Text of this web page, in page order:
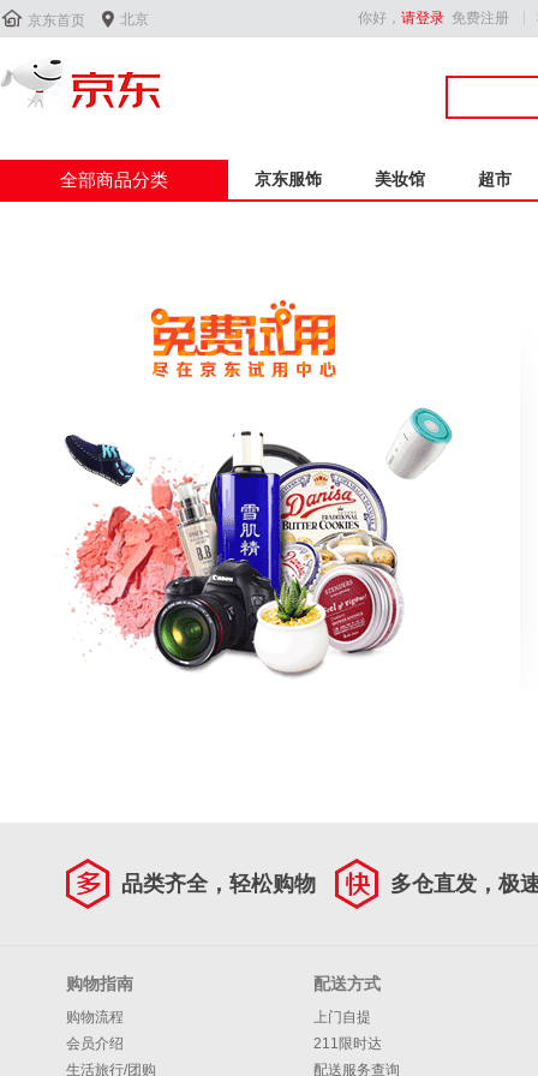
 京东首页  北京 你好， 请登录 免费注册
全部商品分类 京东服饰 美妆馆 超市
品类齐全，轻松购物 多仓直发，极
购物指南
购物流程
会员介绍
生活旅行/团购
配送方式
上门自提
211限时达
配送服务查询